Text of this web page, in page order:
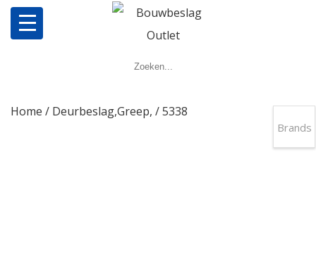
Producten
Home / Deurbeslag,Greep, / 5338
Brands